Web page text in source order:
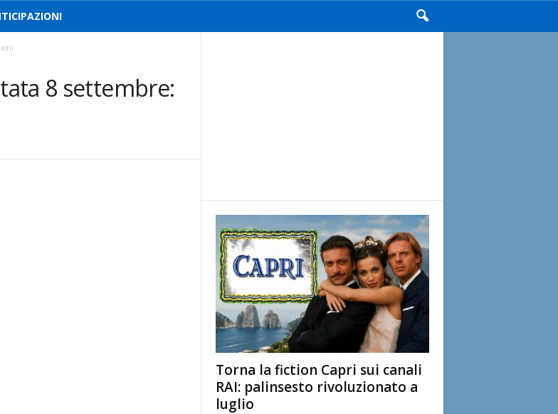
8 settembre:
Torna la fiction Capri sui canali
RAI: palinsesto rivoluzionato a
luglio